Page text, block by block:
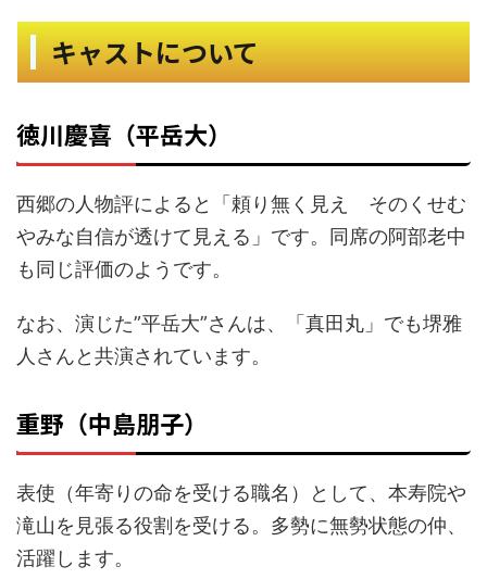
キャストについて
徳川慶喜（平岳大）
西郷の人物評によると「頼り無く見え そのくせむ
やみな自信が透けて見える」です。同席の阿部老中
も同じ評価のようです。
なお、演じた”平岳大”さんは、「真田丸」でも堺雅
人さんと共演されています。
重野（中島朋子）
表使（年寄りの命を受ける職名）として、本寿院や
滝山を見張る役割を受ける。多勢に無勢状態の仲、
活躍します。